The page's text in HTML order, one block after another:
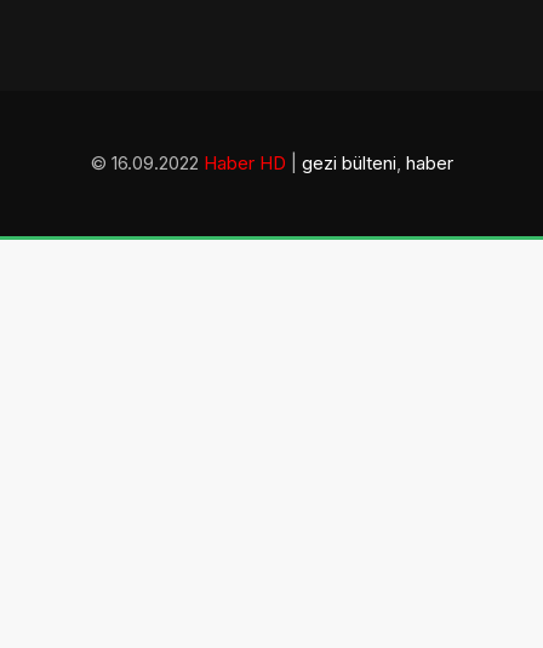
© 16.09.2022 Haber HD gezi bülteni, haber